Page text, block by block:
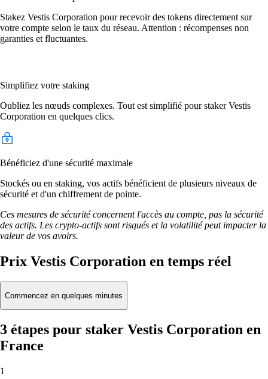
Stakez Vestis Corporation pour recevoir des tokens directement sur
votre compte selon le taux du réseau. Attention : récompenses non
garanties et fluctuantes.
Simplifiez votre staking
Oubliez les nœuds complexes. Tout est simplifié pour staker Vestis
Corporation en quelques clics.
Bénéficiez d'une sécurité maximale
Stockés ou en staking, vos actifs bénéficient de plusieurs niveaux de
sécurité et d'un chiffrement de pointe.
Ces mesures de sécurité concernent l'accès au compte, pas la sécurité
des actifs. Les crypto-actifs sont risqués et la volatilité peut impacter la
valeur de vos avoirs.
Prix Vestis Corporation en temps réel
Commencez en quelques minutes
3 étapes pour staker Vestis Corporation en
France
1